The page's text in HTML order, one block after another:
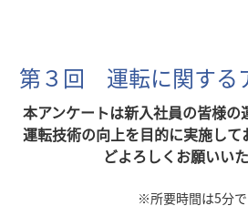
第３回 運転に関する
本アンケートは新入社員の皆様の
運転技術の向上を目的に実施して
どよろしくお願いいた
※所要時間は5分で